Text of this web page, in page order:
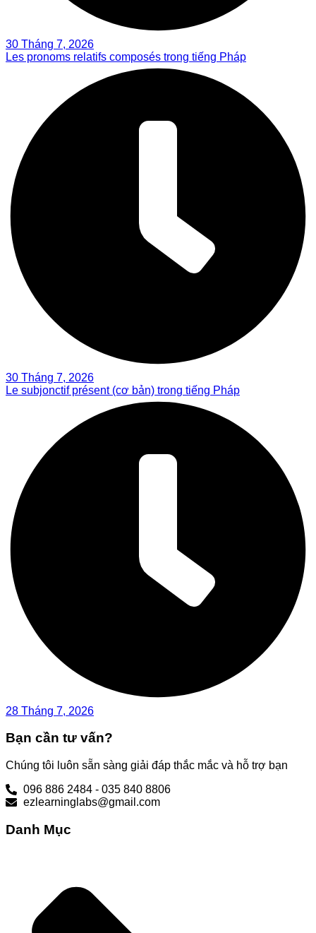
30 Tháng 7, 2026
Les pronoms relatifs composés trong tiếng Pháp
30 Tháng 7, 2026
Le subjonctif présent (cơ bản) trong tiếng Pháp
28 Tháng 7, 2026
Bạn cần tư vấn?
Chúng tôi luôn sẵn sàng giải đáp thắc mắc và hỗ trợ bạn
096 886 2484 - 035 840 8806
ezlearninglabs@gmail.com
Danh Mục